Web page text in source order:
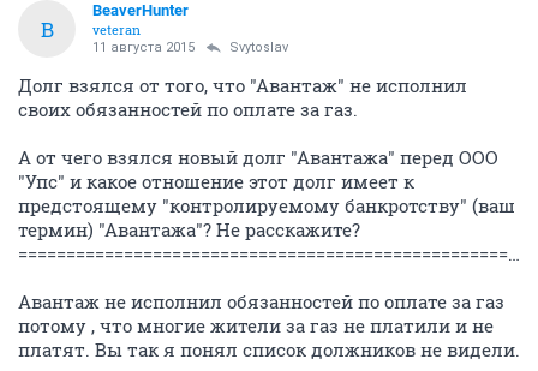
B
BeaverHunter
veteran
11 августа 2015 Svytoslav
Долг взялся от того, что "Авантаж" не исполнил
своих обязанностей по оплате за газ.
А от чего взялся новый долг "Авантажа" перед ООО
"Упс" и какое отношение этот долг имеет к
предстоящему "контролируемому банкротству" (ваш
термин) "Авантажа"? Не расскажите?
=========================================================================
Авантаж не исполнил обязанностей по оплате за газ
потому , что многие жители за газ не платили и не
платят. Вы так я понял список должников не видели.